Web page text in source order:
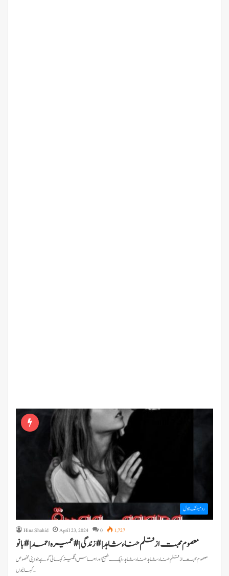
رومینٹک ناول
Hina Shahid April 23, 2024 0 1,727
معصوم محبت از قلم حناء شاہد| #زندگی |#عمیرہ احمد |#بانو
معصوم محبت از قلم حناء شاہد حناء شاہد، ایک فصیح اور احساس انگیز کہانی گو ہے جو اپنی مخصوص
کہانیوں…